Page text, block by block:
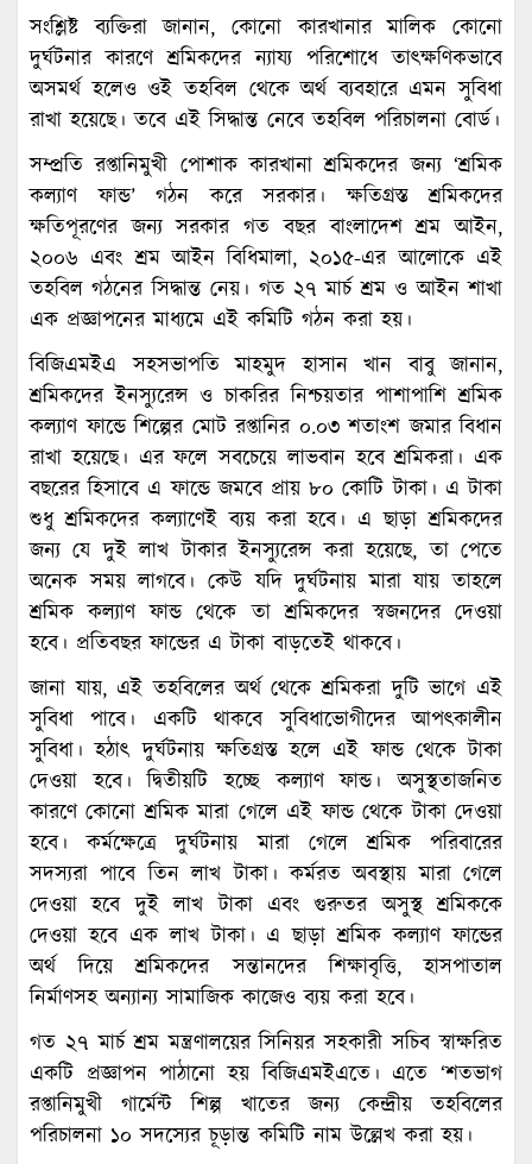
সংশ্লিষ্ট ব্যক্তিরা জানান, কোনো কারখানার মালিক কোনো
দুর্ঘটনার কারণে শ্রমিকদের ন্যায্য পরিশোধে তাত্ক্ষণিকভাবে
অসমর্থ হলেও ওই তহবিল থেকে অর্থ ব্যবহারে এমন সুবিধা
রাখা হয়েছে। তবে এই সিদ্ধান্ত নেবে তহবিল পরিচালনা বোর্ড।
সম্প্রতি রপ্তানিমুখী পোশাক কারখানা শ্রমিকদের জন্য ‘শ্রমিক
কল্যাণ ফান্ড’ গঠন করে সরকার। ক্ষতিগ্রস্ত শ্রমিকদের
ক্ষতিপূরণের জন্য সরকার গত বছর বাংলাদেশ শ্রম আইন,
২০০৬ এবং শ্রম আইন বিধিমালা, ২০১৫-এর আলোকে এই
তহবিল গঠনের সিদ্ধান্ত নেয়। গত ২৭ মার্চ শ্রম ও আইন শাখা
এক প্রজ্ঞাপনের মাধ্যমে এই কমিটি গঠন করা হয়।
বিজিএমইএ সহসভাপতি মাহমুদ হাসান খান বাবু জানান,
শ্রমিকদের ইনস্যুরেন্স ও চাকরির নিশ্চয়তার পাশাপাশি শ্রমিক
কল্যাণ ফান্ডে শিল্পের মোট রপ্তানির ০.০৩ শতাংশ জমার বিধান
রাখা হয়েছে। এর ফলে সবচেয়ে লাভবান হবে শ্রমিকরা। এক
বছরের হিসাবে এ ফান্ডে জমবে প্রায় ৮০ কোটি টাকা। এ টাকা
শুধু শ্রমিকদের কল্যাণেই ব্যয় করা হবে। এ ছাড়া শ্রমিকদের
জন্য যে দুই লাখ টাকার ইনস্যুরেন্স করা হয়েছে, তা পেতে
অনেক সময় লাগবে। কেউ যদি দুর্ঘটনায় মারা যায় তাহলে
শ্রমিক কল্যাণ ফান্ড থেকে তা শ্রমিকদের স্বজনদের দেওয়া
হবে। প্রতিবছর ফান্ডের এ টাকা বাড়তেই থাকবে।
জানা যায়, এই তহবিলের অর্থ থেকে শ্রমিকরা দুটি ভাগে এই
সুবিধা পাবে। একটি থাকবে সুবিধাভোগীদের আপত্কালীন
সুবিধা। হঠাৎ দুর্ঘটনায় ক্ষতিগ্রস্ত হলে এই ফান্ড থেকে টাকা
দেওয়া হবে। দ্বিতীয়টি হচ্ছে কল্যাণ ফান্ড। অসুস্থতাজনিত
কারণে কোনো শ্রমিক মারা গেলে এই ফান্ড থেকে টাকা দেওয়া
হবে। কর্মক্ষেত্রে দুর্ঘটনায় মারা গেলে শ্রমিক পরিবারের
সদস্যরা পাবে তিন লাখ টাকা। কর্মরত অবস্থায় মারা গেলে
দেওয়া হবে দুই লাখ টাকা এবং গুরুতর অসুস্থ শ্রমিককে
দেওয়া হবে এক লাখ টাকা। এ ছাড়া শ্রমিক কল্যাণ ফান্ডের
অর্থ দিয়ে শ্রমিকদের সন্তানদের শিক্ষাবৃত্তি, হাসপাতাল
নির্মাণসহ অন্যান্য সামাজিক কাজেও ব্যয় করা হবে।
গত ২৭ মার্চ শ্রম মন্ত্রণালয়ের সিনিয়র সহকারী সচিব স্বাক্ষরিত
একটি প্রজ্ঞাপন পাঠানো হয় বিজিএমইএতে। এতে ‘শতভাগ
রপ্তানিমুখী গার্মেন্ট শিল্প খাতের জন্য কেন্দ্রীয় তহবিলের
পরিচালনা ১০ সদস্যের চূড়ান্ত কমিটি নাম উল্লেখ করা হয়।